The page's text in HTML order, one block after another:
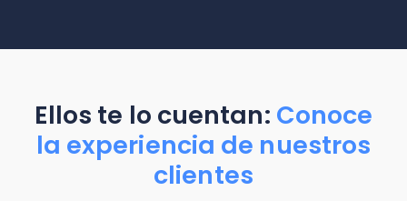
Ellos te lo cuentan: Conoce
la experiencia de nuestros
clientes